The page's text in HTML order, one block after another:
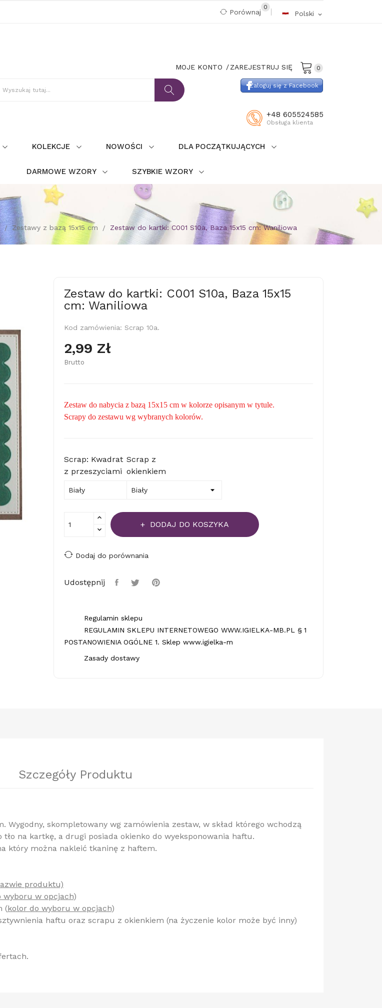
Polski expand_more
Porównaj
0
0
MOJE KONTO ZAREJESTRUJ SIĘ
+48 605524585
Obsługa klienta
Zaloguj się z Facebook
KOLEKCJE NOWOŚCI DLA POCZĄTKUJĄCYCH
DARMOWE WZORY SZYBKIE WZORY
Zestawy z bazą 15x15 cm Zestaw do kartki: C001 S10a, Baza 15x15 cm: Waniliowa
Zestaw do kartki: C001 S10a, Baza 15x15
cm: Waniliowa
Kod zamówienia: Scrap 10a.
2,99 Zł
Brutto
Zestaw do nabycia z bazą 15x15 cm w kolorze opisanym w tytule.
Scrapy do zestawu wg wybranych kolorów.
Scrap: Kwadrat
z przeszyciami
Scrap z
okienkiem
DODAJ DO KOSZYKA
Dodaj do porównania
Udostępnij
Regulamin sklepu
REGULAMIN SKLEPU INTERNETOWEGO WWW.IGIELKA-MB.PL § 1
POSTANOWIENIA OGÓLNE 1. Sklep www.igielka-m
Zasady dostawy
Szczegóły Produktu
skompletowany wg zamówienia zestaw, w skład którego wchodzą
na kartkę, a drugi posiada okienko do wyeksponowania haftu.
który można nakleić tkaninę z haftem.
produktu)
wyboru w opcjach)
(kolor do wyboru w opcjach)
haftu oraz scrapu z okienkiem (na życzenie kolor może być inny)